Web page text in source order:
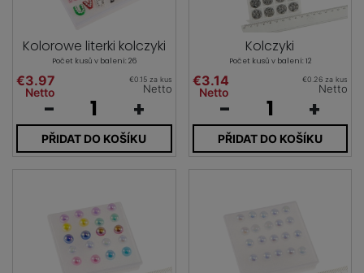
Kolorowe literki kolczyki
Počet kusů v balení: 26
€3.97
Netto
€0.15 za kus
Netto
- +
PŘIDAT DO KOŠÍKU
Kolczyki
Počet kusů v balení: 12
€3.14
Netto
€0.26 za kus
Netto
- +
PŘIDAT DO KOŠÍKU